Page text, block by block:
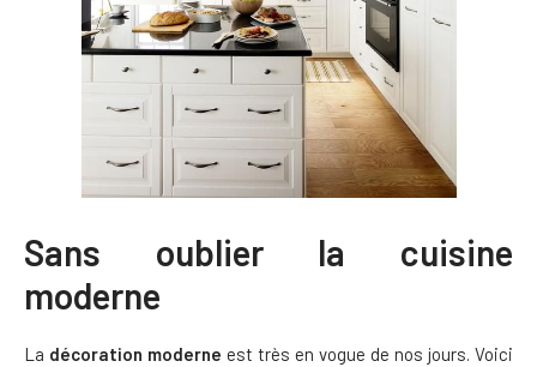
Sans oublier la cuisine
moderne
La décoration moderne est très en vogue de nos jours. Voici